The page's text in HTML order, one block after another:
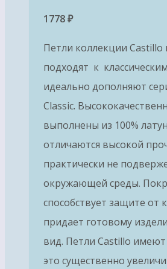
1778₽
Петли коллекции Castillo
подходят к
идеально дополняют
Classic.
выполнены из 100%
отличаются высокой
практически не
окружающей среды.
способствует защите от
придает готовому
вид. Петли Castillo
это существенно